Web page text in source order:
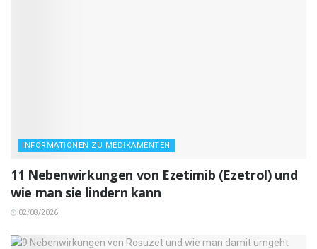
INFORMATIONEN ZU MEDIKAMENTEN
11 Nebenwirkungen von Ezetimib (Ezetrol) und
wie man sie lindern kann
02/08/2026